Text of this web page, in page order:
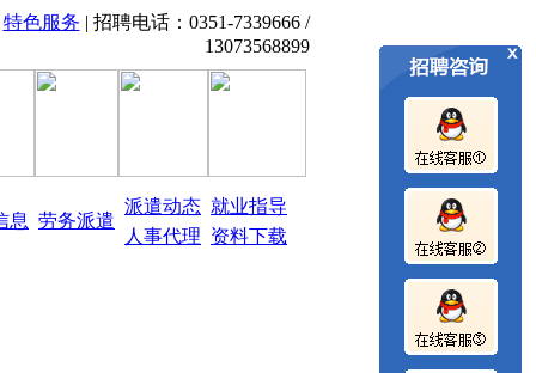
、0351-7339666 13073568899山西太原红杰人才市场、劳务
特色服务 | 招聘电话：0351-7339666 /
13073568899
息 劳务派遣
派遣动态 就业指导
人事代理 资料下载